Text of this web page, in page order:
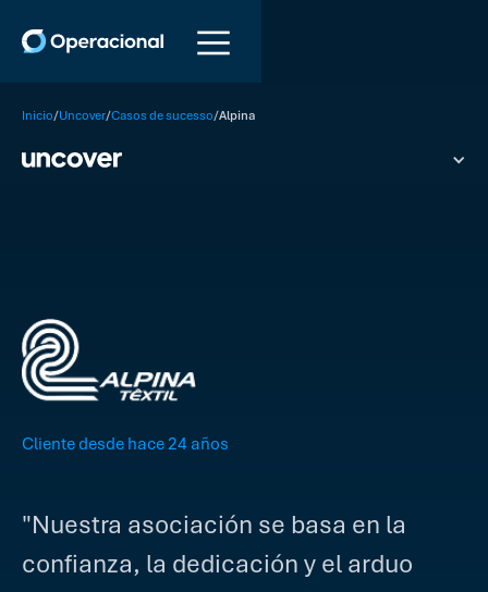
Inicio/Uncover/Casos de sucesso/Alpina
Cliente desde hace 24 años
"Nuestra asociación se basa en la
confianza, la dedicación y el arduo